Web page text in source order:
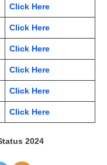
Click Here
Click Here
Click Here
Click Here
Click Here
Click Here
2024